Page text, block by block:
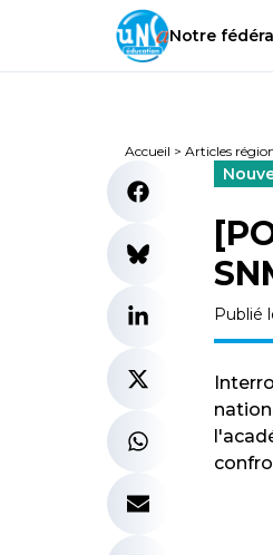
Notre
Accueil > Articles
Publié